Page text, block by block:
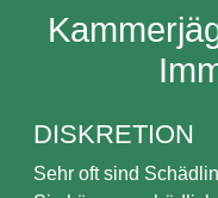
DISKRETION
Sehr oft sind